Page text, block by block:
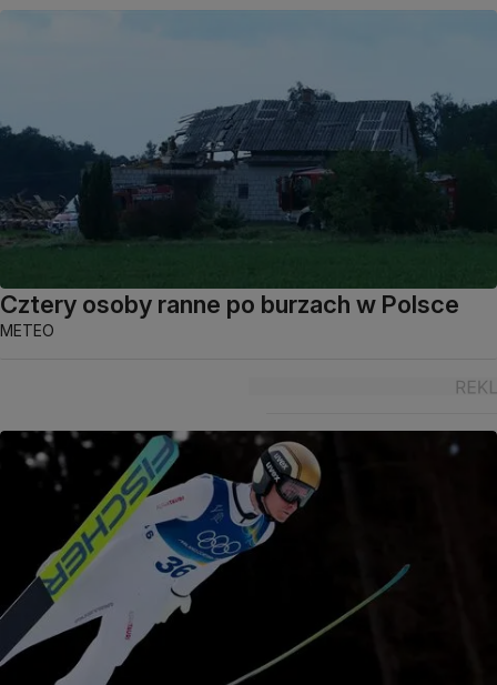
Cztery osoby ranne po burzach w Polsce
METEO